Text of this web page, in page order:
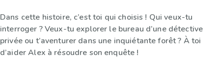
Dans cette histoire, c’est toi qui choisis ! Qui veux-tu
interroger ? Veux-tu explorer le bureau d’une détective
privée ou t’aventurer dans une inquiétante forêt ? À toi
d’aider Alex à résoudre son enquête !